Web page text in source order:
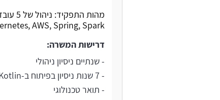
AWS, Spring, Spark.
דרישות המשרה:
- שנתיים ניסיון ניהולי
- 7 שנות ניסיון בפיתוח ב-Java/Kotlin
- תואר טכנולוגי